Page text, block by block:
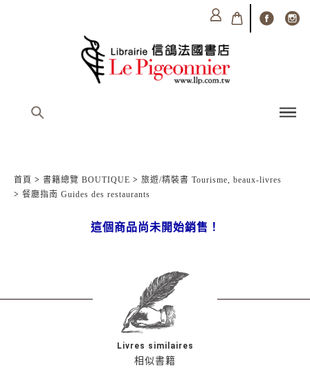
首頁 > 書籍總覽 BOUTIQUE > 旅遊/精裝書 Tourisme, beaux-livres
> 餐廳指南 Guides des restaurants
這個商品尚未開始銷售！
相似書籍
Livres similaires